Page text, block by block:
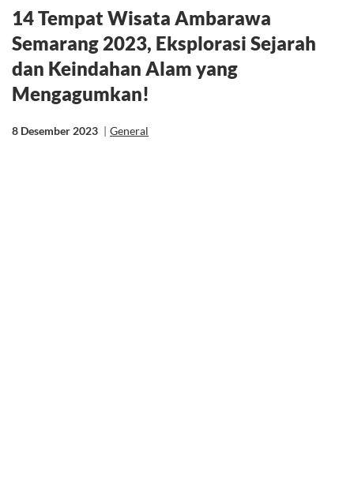
14 Tempat Wisata Ambarawa
Semarang 2023, Eksplorasi Sejarah
dan Keindahan Alam yang
Mengagumkan!
8 Desember 2023 | General